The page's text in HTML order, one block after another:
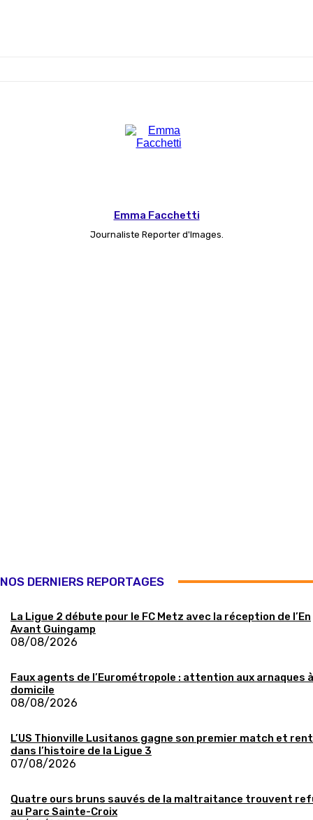
Emma Facchetti
Journaliste Reporter d'Images.
NOS DERNIERS REPORTAGES
La Ligue 2 débute pour le FC Metz avec la réception de l’En
Avant Guingamp
08/08/2026
Faux agents de l’Eurométropole : attention aux arnaques à
domicile
08/08/2026
L’US Thionville Lusitanos gagne son premier match et
dans l’histoire de la Ligue 3
07/08/2026
Quatre ours bruns sauvés de la maltraitance trouvent
au Parc Sainte-Croix